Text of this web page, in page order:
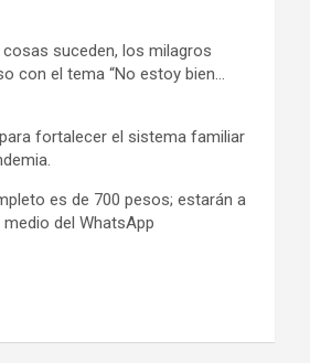
suceden, los milagros
con el tema “No estoy bien…
fortalecer el sistema familiar
es de 700 pesos; estarán a
del WhatsApp